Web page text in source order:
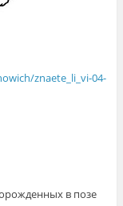
znaete_li_vi-04-
в позе